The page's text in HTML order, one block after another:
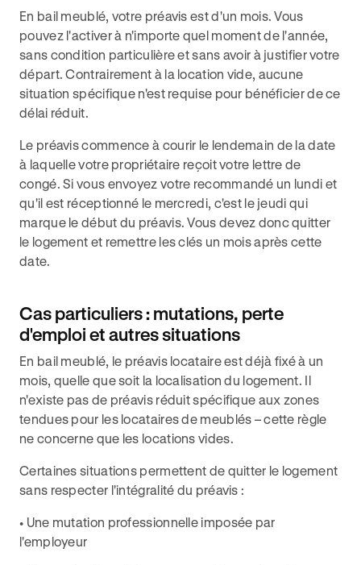
En bail meublé, votre préavis est d'un mois. Vous
pouvez l'activer à n'importe quel moment de l'année,
sans condition particulière et sans avoir à justifier votre
départ. Contrairement à la location vide, aucune
situation spécifique n'est requise pour bénéficier de ce
délai réduit.
Le préavis commence à courir le lendemain de la date
à laquelle votre propriétaire reçoit votre lettre de
congé. Si vous envoyez votre recommandé un lundi et
qu'il est réceptionné le mercredi, c'est le jeudi qui
marque le début du préavis. Vous devez donc quitter
le logement et remettre les clés un mois après cette
date.
Cas particuliers : mutations, perte
d'emploi et autres situations
En bail meublé, le préavis locataire est déjà fixé à un
mois, quelle que soit la localisation du logement. Il
n'existe pas de préavis réduit spécifique aux zones
tendues pour les locataires de meublés – cette règle
ne concerne que les locations vides.
Certaines situations permettent de quitter le logement
sans respecter l'intégralité du préavis :
• Une mutation professionnelle imposée par
l'employeur